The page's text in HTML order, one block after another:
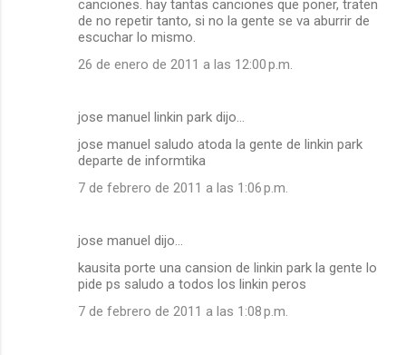
canciones. hay tantas canciones que poner, traten
de no repetir tanto, si no la gente se va aburrir de
escuchar lo mismo.
26 de enero de 2011 a las 12:00 p.m.
jose manuel linkin park dijo…
jose manuel saludo atoda la gente de linkin park
departe de informtika
7 de febrero de 2011 a las 1:06 p.m.
jose manuel dijo…
kausita porte una cansion de linkin park la gente lo
pide ps saludo a todos los linkin peros
7 de febrero de 2011 a las 1:08 p.m.